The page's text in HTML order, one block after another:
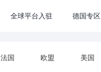
全球平台入驻 德国专区
法国 欧盟 美国